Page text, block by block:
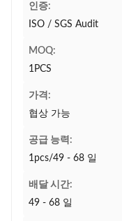
인증:
ISO / SGS Audit
MOQ:
1PCS
가격:
협상 가능
공급 능력:
1pcs/49 - 68 일
배달 시간:
49 - 68 일